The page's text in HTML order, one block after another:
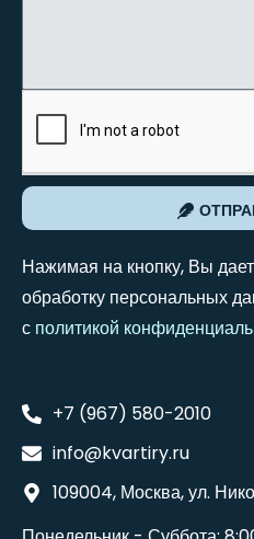
Нажимая на кнопку, Вы
обработку персональных
с политикой
+7 (967) 580-2010
info@kvartiry.ru
109004, Москва, ул.